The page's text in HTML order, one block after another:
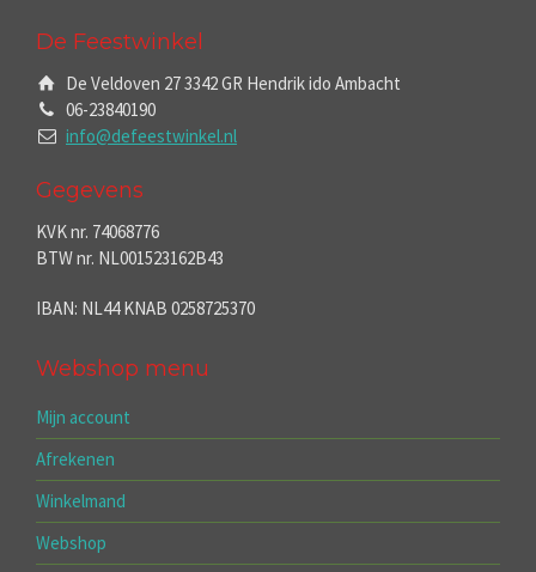
De Feestwinkel
De Veldoven 27 3342 GR Hendrik ido Ambacht
06-23840190
info@defeestwinkel.nl
Gegevens
KVK nr. 74068776
BTW nr. NL001523162B43
IBAN: NL44 KNAB 0258725370
Webshop menu
Mijn account
Afrekenen
Winkelmand
Webshop